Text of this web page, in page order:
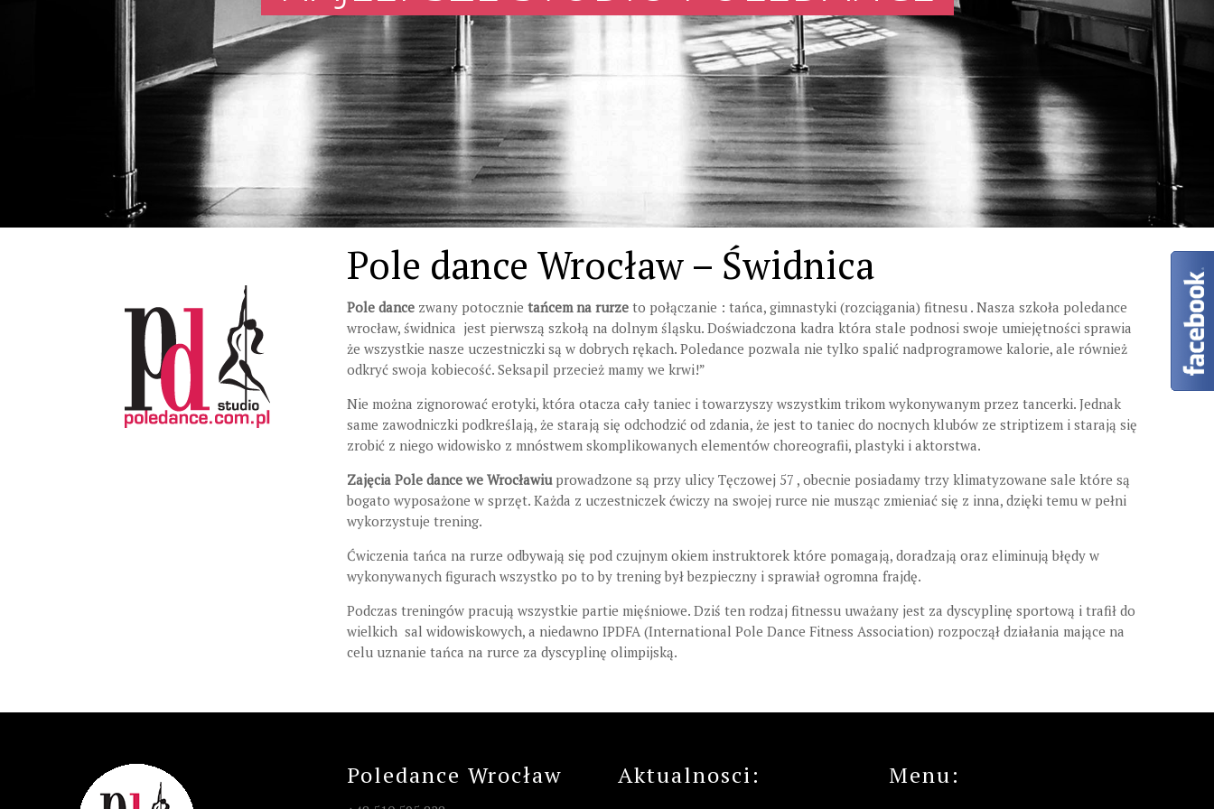
Pole dance Wrocław – Świdnica
Pole dance zwany potocznie tańcem na rurze to połączanie : tańca, gimnastyki (rozciągania) fitnesu . Nasza szkoła poledance
wrocław, świdnica jest pierwszą szkołą na dolnym śląsku. Doświadczona kadra która stale podnosi swoje umiejętności sprawia
że wszystkie nasze uczestniczki są w dobrych rękach. Poledance pozwala nie tylko spalić nadprogramowe kalorie, ale również
odkryć swoja kobiecość. Seksapil przecież mamy we krwi!”
Nie można zignorować erotyki, która otacza cały taniec i towarzyszy wszystkim trikom wykonywanym przez tancerki. Jednak
same zawodniczki podkreślają, że starają się odchodzić od zdania, że jest to taniec do nocnych klubów ze striptizem i starają się
zrobić z niego widowisko z mnóstwem skomplikowanych elementów choreografii, plastyki i aktorstwa.
Zajęcia Pole dance we Wrocławiuprowadzone są przy ulicy Tęczowej 57 , obecnie posiadamy trzy klimatyzowane sale które są
bogato wyposażone w sprzęt. Każda z uczestniczek ćwiczy na swojej rurce nie musząc zmieniać się z inna, dzięki temu w pełni
wykorzystuje trening.
Ćwiczenia tańca na rurze odbywają się pod czujnym okiem instruktorek które pomagają, doradzają oraz eliminują błędy w
wykonywanych figurach wszystko po to by trening był bezpieczny i sprawiał ogromna frajdę.
Podczas treningów pracują wszystkie partie mięśniowe. Dziś ten rodzaj fitnessu uważany jest za dyscyplinę sportową i trafił do
wielkich sal widowiskowych, a niedawno IPDFA (International Pole Dance Fitness Association) rozpoczął działania mające na
celu uznanie tańca na rurce za dyscyplinę olimpijską.
Poledance Wrocław Aktualnosci: Menu: